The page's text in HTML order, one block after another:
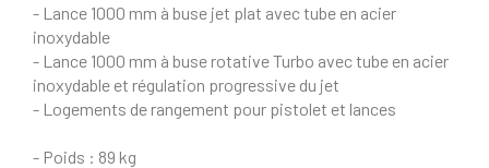
- Lance 1000 mm à buse jet plat avec tube en acier
inoxydable
- Lance 1000 mm à buse rotative Turbo avec tube en acier
inoxydable et régulation progressive du jet
- Logements de rangement pour pistolet et lances
- Poids : 89 kg